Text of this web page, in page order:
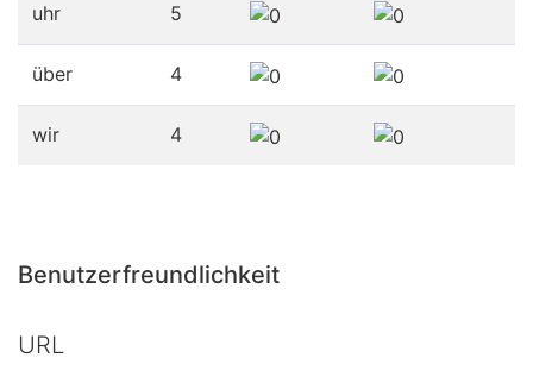
uhr 5
über 4
wir 4
Benutzerfreundlichkeit
URL